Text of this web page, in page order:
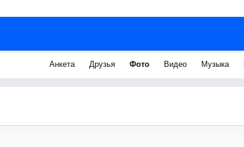
Анкета Друзья Фото Видео Музыка